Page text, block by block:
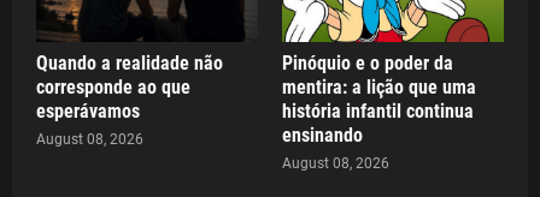
Quando a realidade não
corresponde ao que
esperávamos
August 08, 2026
Pinóquio e o poder da
mentira: a lição que uma
história infantil continua
ensinando
August 08, 2026